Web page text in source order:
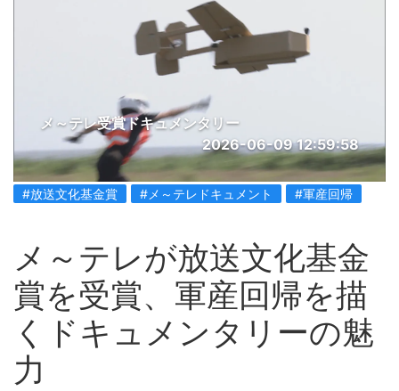
メ～テレ受賞ドキュメンタリー
2026-06-09 12:59:58
#放送文化基金賞 #メ～テレドキュメント #軍産回帰
メ～テレが放送文化基金
賞を受賞、軍産回帰を描
くドキュメンタリーの魅
力